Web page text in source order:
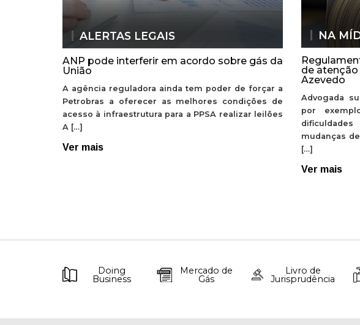
ALERTAS LEGAIS
ANP pode interferir em acordo sobre gás da
União
A agência reguladora ainda tem poder de forçar a
Petrobras a oferecer as melhores condições de
acesso à infraestrutura para a PPSA realizar leilões
A […]
Ver mais
NA
de
Azevedo
Advogada
por
mudanças
[…]
Ver mais
Doing
Business
Mercado de
Gás
Livro de
Jurisprudência